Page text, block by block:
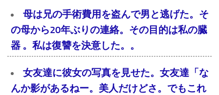
母は兄の手術費用を盗んで男と逃げた。そ
の母から20年ぶりの連絡。その目的は私の臓
器 。私は復讐を決意した。。
女友達に彼女の写真を見せた。女友達「な
んか影があるねー。美人だけどさ。でもこれ